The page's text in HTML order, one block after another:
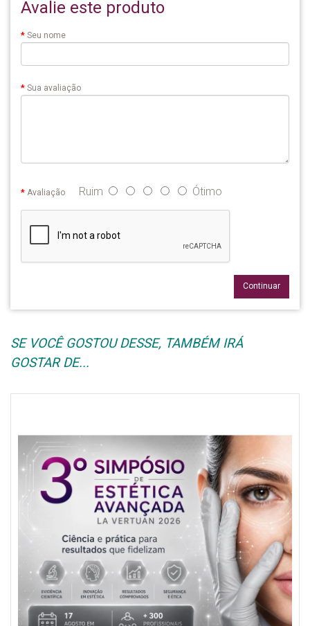
Avalie este produto
Seu nome
Sua avaliação
Avaliação Ruim Ótimo
Continuar
SE VOCÊ GOSTOU DESSE, TAMBÉM IRÁ
GOSTAR DE...